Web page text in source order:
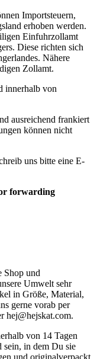
Importsteuern,
erhoben werden.
Einfuhrzollamt
Diese richten sich
Nähere
Zollamt.
innerhalb von
ausreichend frankiert
können nicht
uns bitte eine E-
forwarding
Shop und
Umwelt sehr
in Größe, Material,
gerne vorab per
hej@hejskat.com.
von 14 Tagen
sein, in dem Du sie
und originalverpackt